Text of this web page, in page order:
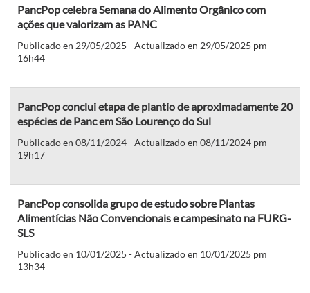
PancPop celebra Semana do Alimento Orgânico com
ações que valorizam as PANC
Publicado en 29/05/2025 - Actualizado en 29/05/2025 pm
16h44
PancPop conclui etapa de plantio de aproximadamente 20
espécies de Panc em São Lourenço do Sul
Publicado en 08/11/2024 - Actualizado en 08/11/2024 pm
19h17
PancPop consolida grupo de estudo sobre Plantas
Alimentícias Não Convencionais e campesinato na FURG-
SLS
Publicado en 10/01/2025 - Actualizado en 10/01/2025 pm
13h34